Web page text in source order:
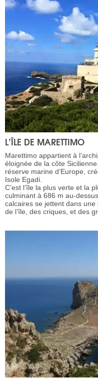
L’ÎLE DE MARETTIMO
Marettimo appartient à
éloignée de la côte
réserve marine d’Europe,
Isole Egadi.
C’est l’île la plus verte et la
culminant à 686 m au-
calcaires se jettent dans
de l’île, des criques, et des